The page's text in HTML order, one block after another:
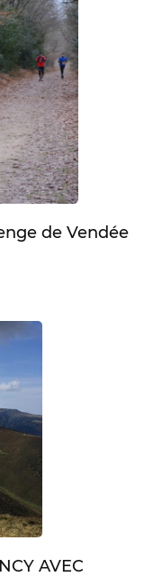
de Vendée
AVEC